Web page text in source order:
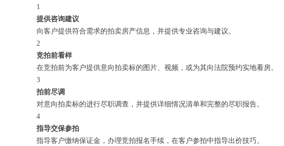
1
提供咨询建议
向客户提供符合需求的拍卖房产信息，并提供专业咨询与建议。
2
竞拍前看样
在竞拍前为客户提供意向拍卖标的图片、视频，或为其向法院预约实地看房。
3
拍前尽调
对意向拍卖标的进行尽职调查，并提供详细情况清单和完整的尽职报告。
4
指导交保参拍
指导客户缴纳保证金，办理竞拍报名手续，在客户参拍中指导出价技巧。